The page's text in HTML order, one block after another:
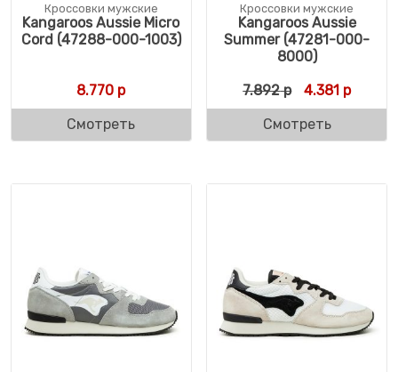
Кроссовки мужские
Kangaroos Aussie Micro
Cord (47288-000-1003)
8.770 р
Смотреть
Кроссовки мужские
Kangaroos Aussie
Summer (47281-000-
8000)
7.892р 4.381 р
Смотреть